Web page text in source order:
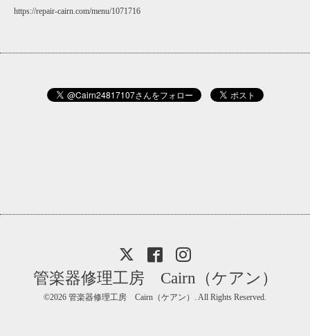
https://repair-cairn.com/menu/1071716
管楽器修理工房 Cairn（ケアン）
©2026 管楽器修理工房 Cairn（ケアン） . All Rights Reserved.